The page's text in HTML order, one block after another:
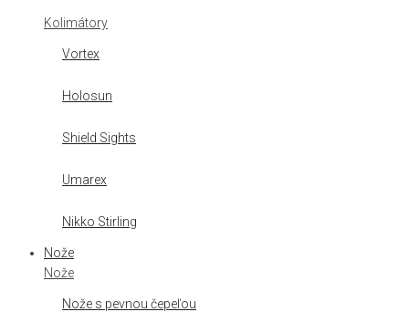
Kolimátory
Vortex
Holosun
Shield Sights
Umarex
Nikko Stirling
Nože
Nože
Nože s pevnou čepeľou